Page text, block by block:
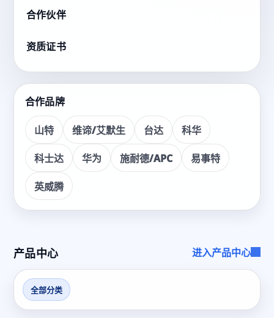
服务。
看产品
合作伙伴
资质证书
合作品牌
山特 维谛/艾默生 台达 科华
科士达 华为 施耐德/APC 易事特
英威腾
产品中心 进入产品中心
全部分类